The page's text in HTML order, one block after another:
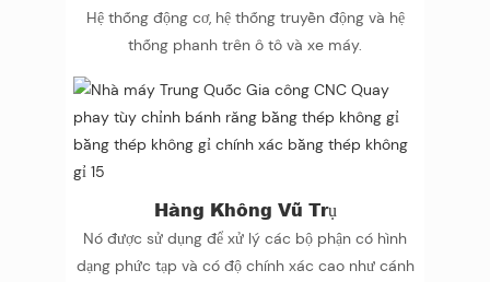
Hệ thống động cơ, hệ thống truyền động và hệ
thống phanh trên ô tô và xe máy.
Hàng Không Vũ Trụ
Nó được sử dụng để xử lý các bộ phận có hình
dạng phức tạp và có độ chính xác cao như cánh